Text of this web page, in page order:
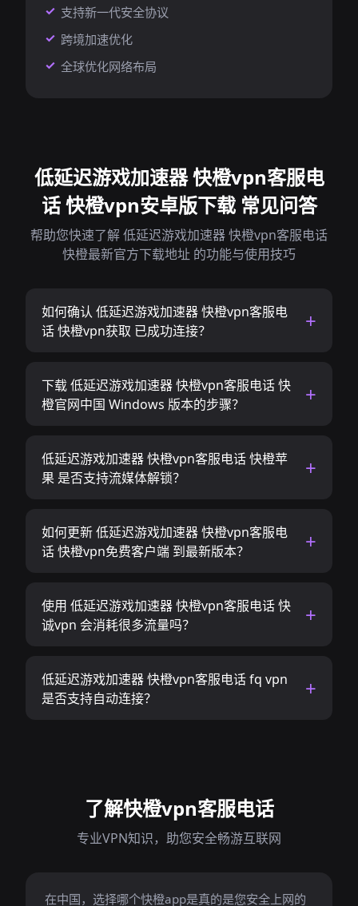
支持新一代安全协议
跨境加速优化
全球优化网络布局
低延迟游戏加速器 快橙vpn客服电
话 快橙vpn安卓版下载 常见问答
帮助您快速了解 低延迟游戏加速器 快橙vpn客服电话
快橙最新官方下载地址 的功能与使用技巧
如何确认 低延迟游戏加速器 快橙vpn客服电
话 快橙vpn获取 已成功连接？
下载 低延迟游戏加速器 快橙vpn客服电话 快
橙官网中国 Windows 版本的步骤？
低延迟游戏加速器 快橙vpn客服电话 快橙苹
果 是否支持流媒体解锁？
如何更新 低延迟游戏加速器 快橙vpn客服电
话 快橙vpn免费客户端 到最新版本？
使用 低延迟游戏加速器 快橙vpn客服电话 快
诚vpn 会消耗很多流量吗？
低延迟游戏加速器 快橙vpn客服电话 fq vpn
是否支持自动连接？
了解快橙vpn客服电话
专业VPN知识，助您安全畅游互联网
在中国，选择哪个快橙app是真的是您安全上网的